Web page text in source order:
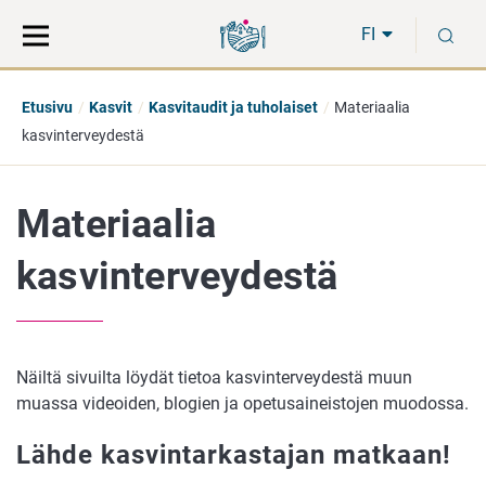
suoraan
sisältöön
koko
sivuston
FI
Etusivu Kasvit Kasvitaudit ja tuholaiset
Materiaalia
kasvinterveydestä
Materiaalia
kasvinterveydestä
Näiltä sivuilta löydät tietoa kasvinterveydestä muun
muassa videoiden, blogien ja opetusaineistojen muodossa.
Lähde kasvintarkastajan matkaan!